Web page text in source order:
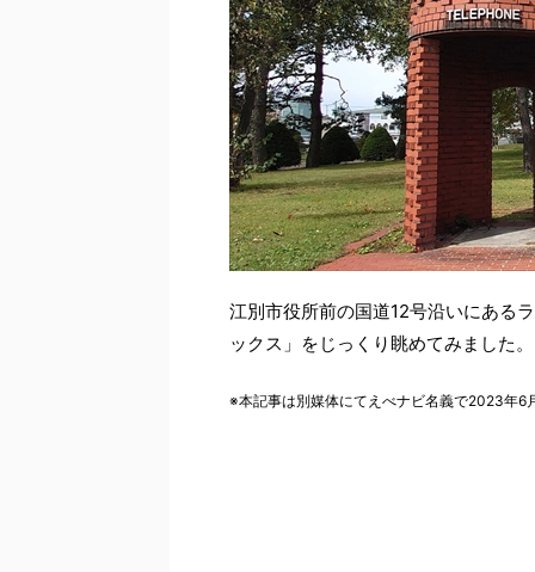
江別市役所前の国道12号沿いにある
ックス」をじっくり眺めてみました。
※本記事は別媒体にてえべナビ名義で2023年6